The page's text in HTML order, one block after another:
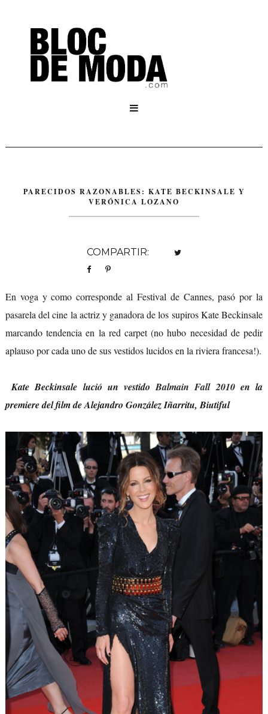

PARECIDOS RAZONABLES: KATE BECKINSALE Y
VERÓNICA LOZANO
COMPARTIR:
En voga y como corresponde al Festival de Cannes, pasó por la
pasarela del cine la actriz y ganadora de los supiros Kate Beckinsale
marcando tendencia en la red carpet (no hubo necesidad de pedir
aplauso por cada uno de sus vestidos lucidos en la riviera francesa!).
Kate Beckinsale lució un vestidoBalmain Fall 2010 en la
premiere del film de Alejandro González Iñarritu, Biutiful